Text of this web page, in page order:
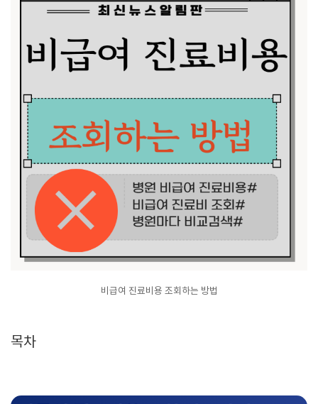
비급여 진료비용 조회하는 방법
목차